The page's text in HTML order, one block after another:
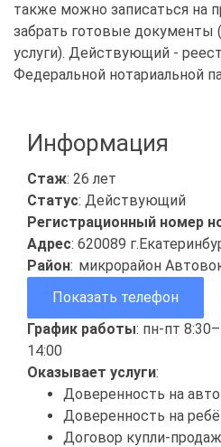
также можно записаться на
забрать готовые документы
услуги). Действующий -
Федеральной нотариальной
Информация
Стаж: 26 лет
Статус: Действующий
Регистрационный номер
Адрес: 620089
Район: микрорайон
Показать телефон
График работы: пн-пт
14:00
Оказывает услуги:
Доверенность на
Доверенность на
Договор купли-